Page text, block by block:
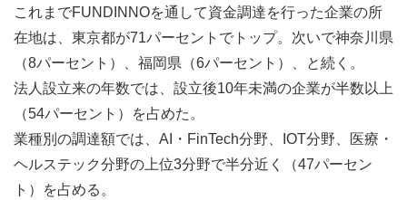
これまでFUNDINNOを通して資金調達を行った企業の所
在地は、東京都が71パーセントでトップ。次いで神奈川県
（8パーセント）、福岡県（6パーセント）、と続く。
法人設立来の年数では、設立後10年未満の企業が半数以上
（54パーセント）を占めた。
業種別の調達額では、AI・FinTech分野、IOT分野、医療・
ヘルステック分野の上位3分野で半分近く（47パーセン
ト）を占める。